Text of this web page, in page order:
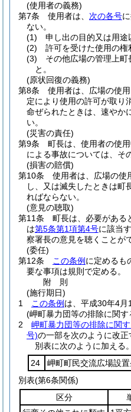
(使用者の義務)
第7条
使用者は、 次の各号
ない。
(1)
申し出の目的又は用途
(2)
許可を受けた使用の権
(3)
その他広場の管理上町
と。
(原状回復の義務)
第8条
使用者は、広場の使
定により使用の許可が取り
命ぜられたときは、速やか
い。
(災害の責任)
第9条
町長は、使用者の使
による事故については、そ
(損害の賠償)
第10条
使用者は、広場の使
し、又は滅失したときは町
ればならない。
(意見の聴取)
第11条
町長は、必要がある
は第5条第1項第4号に該当
察署長の意見を聴くことが
(委任)
第12条
この条例 に定めるも
要な事項は規則で定める。
附 則
(施行期日)
1
この条例 は、平成30年4月
(岬町暴力団等の排除に関
2
岬町暴力団等の排除に関す
号)の一部を次のように改正
別表に次のように加える。
24
岬町町民交流広場設置
別表(第6条関係)
区分